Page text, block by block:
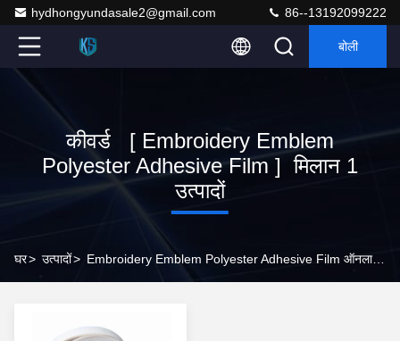
hydhongyundasale2@gmail.com 86--13192099222
बोली
कीवर्ड [ Embroidery Emblem
Polyester Adhesive Film ] मिलान 1
उत्पादों
घर> उत्पादों> Embroidery Emblem Polyester Adhesive Film ऑनलाइन निर्माता